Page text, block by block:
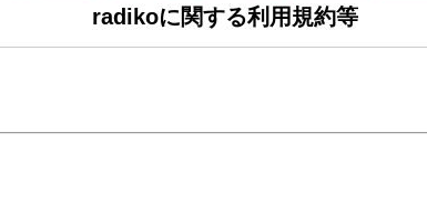
radikoに関する利用規約等